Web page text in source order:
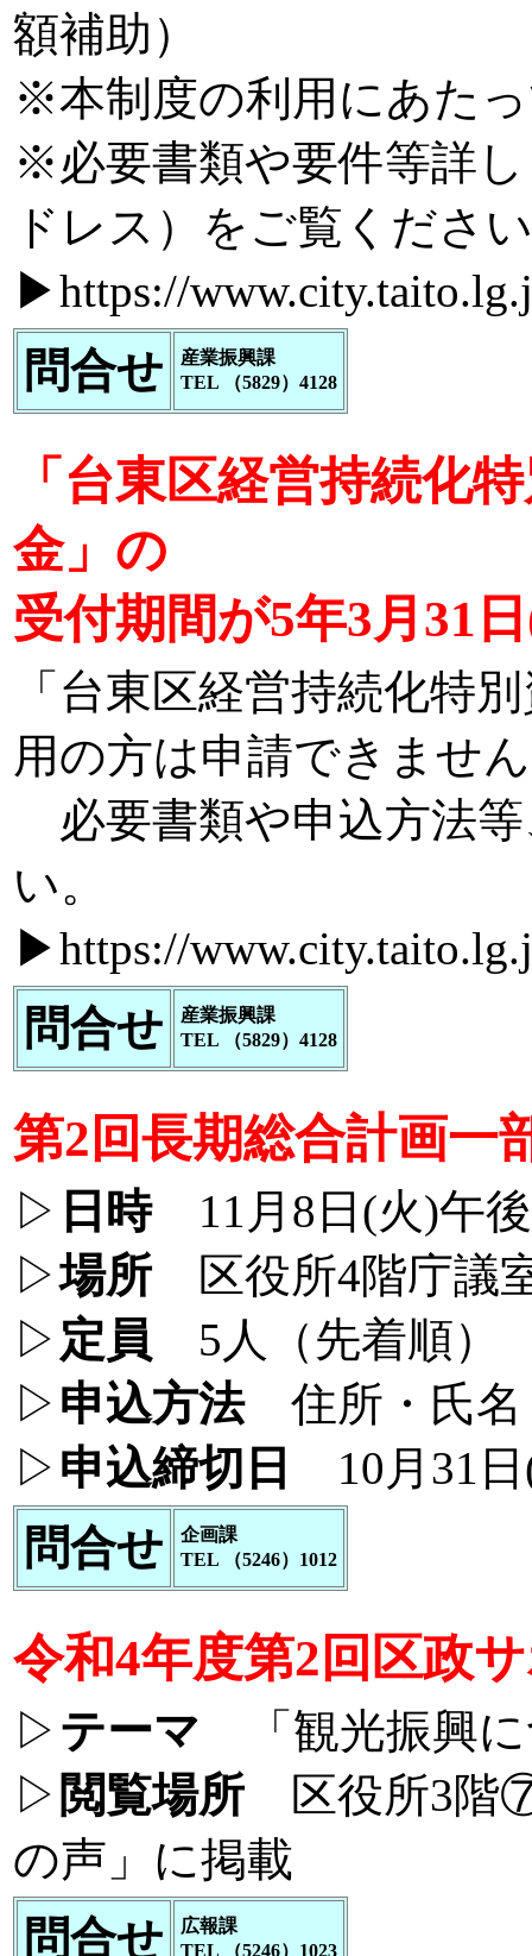
額補助）
※本制度の利用にあた
※必要書類や要件等詳
ドレス）をご覧くださ
▶https://
問合せ
産業振興課
TEL （5829）4128
「台東区経営持続化
金」の
受付期間が5年3月31
「台東区経営持続化特
用の方は申請できませ
必要書類や申込方法
い。
▶https://
問合せ
産業振興課
TEL （5829）4128
第2回長期総合計画一
▷ 日時11月8日(火)午後
▷場所 区役所4階庁議
▷ 定員 5人（先着順）
▷ 申込方法住所・氏名
▷ 申込締切日
10月31
問合せ
企画課
TEL （5246）1012
令和4年度第2回区政
▷ テーマ 「観光振興に
▷ 閲覧場所 区役所3階
の声」に掲載
問合せ
広報課
TEL （5246）1023